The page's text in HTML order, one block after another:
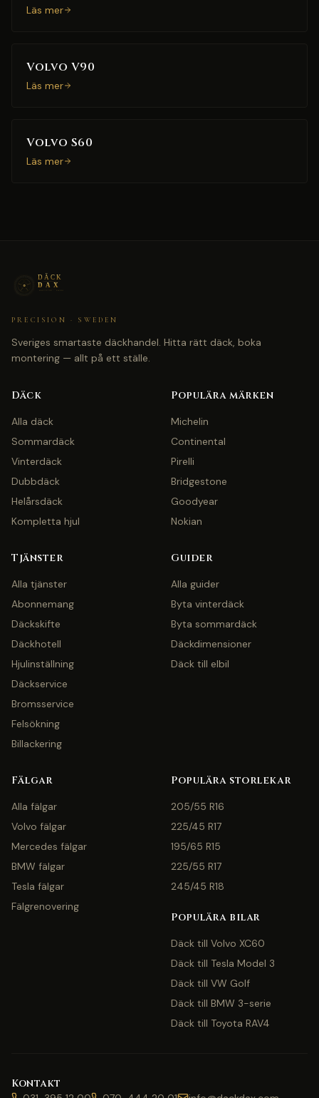
Läs mer
Volvo V90
Läs mer
Volvo S60
Läs mer
PRECISION · SWEDEN
Sveriges smartaste däckhandel. Hitta rätt däck, boka
montering — allt på ett ställe.
Däck
Alla däck
Sommardäck
Vinterdäck
Dubbdäck
Helårsdäck
Kompletta hjul
Populära märken
Michelin
Continental
Pirelli
Bridgestone
Goodyear
Nokian
Tjänster
Alla tjänster
Abonnemang
Däckskifte
Däckhotell
Hjulinställning
Däckservice
Bromsservice
Felsökning
Billackering
Guider
Alla guider
Byta vinterdäck
Byta sommardäck
Däckdimensioner
Däck till elbil
Fälgar
Alla fälgar
Volvo fälgar
Mercedes fälgar
BMW fälgar
Tesla fälgar
Fälgrenovering
Populära storlekar
205/55 R16
225/45 R17
195/65 R15
225/55 R17
245/45 R18
Populära bilar
Däck till Volvo XC60
Däck till Tesla Model 3
Däck till VW Golf
Däck till BMW 3-serie
Däck till Toyota RAV4
Kontakt